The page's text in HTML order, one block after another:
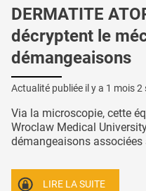
DERMATITE
décryptent le
démangeaisons
Actualité publiée il y a 1 mois 2
Via la microscopie, cette
Wroclaw Medical
démangeaisons
LIRE LA SUITE